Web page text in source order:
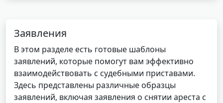
Заявления
В этом разделе есть готовые шаблоны
заявлений, которые помогут вам эффективно
взаимодействовать с судебными приставами.
Здесь представлены различные образцы
заявлений, включая заявления о снятии ареста с